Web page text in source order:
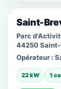
Saint-
Parc
44250
Opérateur :
22 kW 1